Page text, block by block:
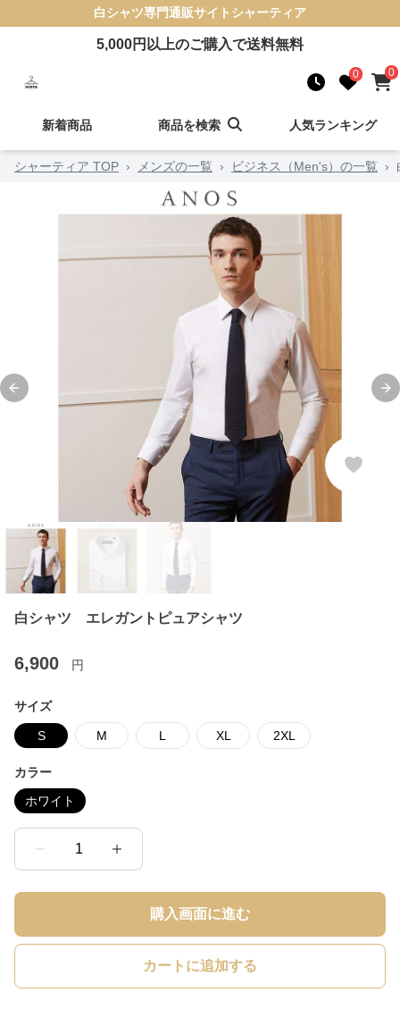
白シャツ専門通販サイト シャーティア
5,000円以上のご購入で送料無料
0 0
新着商品 商品を検索 人気ランキング
シャーティア TOP › メンズの一覧 › ビジネス（Men's）の一覧 ›
Previous slide
白シャツ エレガントピュアシャツ
6,900 円
サイズ
S M L XL 2XL
カラー
ホワイト
1
購入画面に進む
カートに追加する